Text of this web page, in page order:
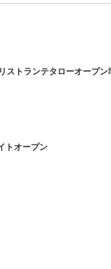
ストランテタローオープン
トオープン